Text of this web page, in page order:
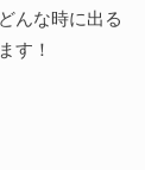
んな時に出る
す！